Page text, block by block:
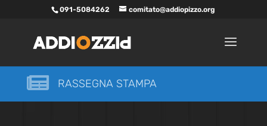
091-5084262 comitato@addiopizzo.org
 RASSEGNA STAMPA